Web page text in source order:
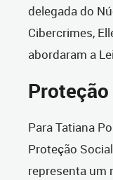
delegada do
Cibercrimes,
abordaram a
Proteção
Para Tatiana
Proteção
representa um